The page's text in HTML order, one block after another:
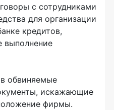
с сотрудниками
для организации
кредитов,
выполнение
обвиняемые
искажающие
фирмы.